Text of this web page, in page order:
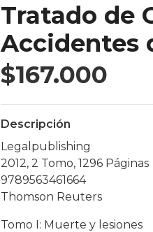
Tratado de
Accidentes
$167.000
Descripción
Legalpublishing
2012, 2 Tomo, 1296 Páginas
9789563461664
Thomson Reuters
Tomo I: Muerte y lesiones